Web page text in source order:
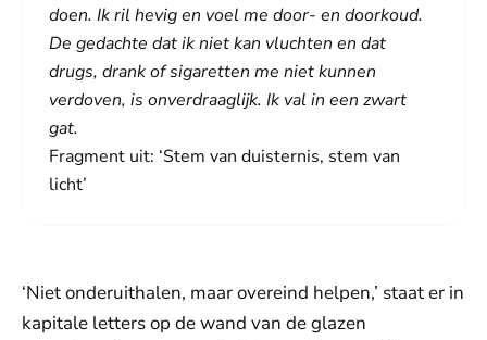
doen. Ik ril hevig en voel me door- en doorkoud.
De gedachte dat ik niet kan vluchten en dat
drugs, drank of sigaretten me niet kunnen
verdoven, is onverdraaglijk. Ik val in een zwart
gat.
Fragment uit: ‘Stem van duisternis, stem van
licht’
‘Niet onderuithalen, maar overeind helpen,’ staat er in
kapitale letters op de wand van de glazen